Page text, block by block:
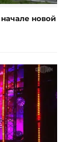
новой